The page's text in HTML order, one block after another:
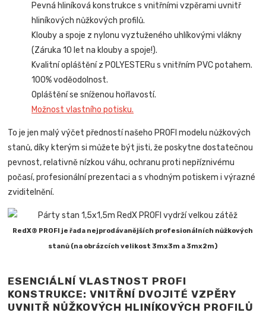
Pevná hliníková konstrukce s vnitřními vzpěrami uvnitř
hliníkových nůžkových profilů.
Klouby a spoje z nylonu vyztuženého uhlíkovými vlákny
(Záruka 10 let na klouby a spoje!).
Kvalitní opláštění z POLYESTERu s vnitřním PVC potahem.
100% voděodolnost.
Opláštění se sníženou hořlavostí.
Možnost vlastního potisku.
To je jen malý výčet předností našeho PROFI modelu nůžkových
stanů, díky kterým si můžete být jisti, že poskytne dostatečnou
pevnost, relativně nízkou váhu, ochranu proti nepříznivému
počasí, profesionální prezentaci a s vhodným potiskem i výrazné
zviditelnění.
RedX® PROFI je řada nejprodávanějších profesionálních nůžkových
stanů (na obrázcích velikost 3mx3m a 3mx2m)
ESENCIÁLNÍ VLASTNOST PROFI
KONSTRUKCE: VNITŘNÍ DVOJITÉ VZPĚRY
UVNITŘ NŮŽKOVÝCH HLINÍKOVÝCH PROFILŮ